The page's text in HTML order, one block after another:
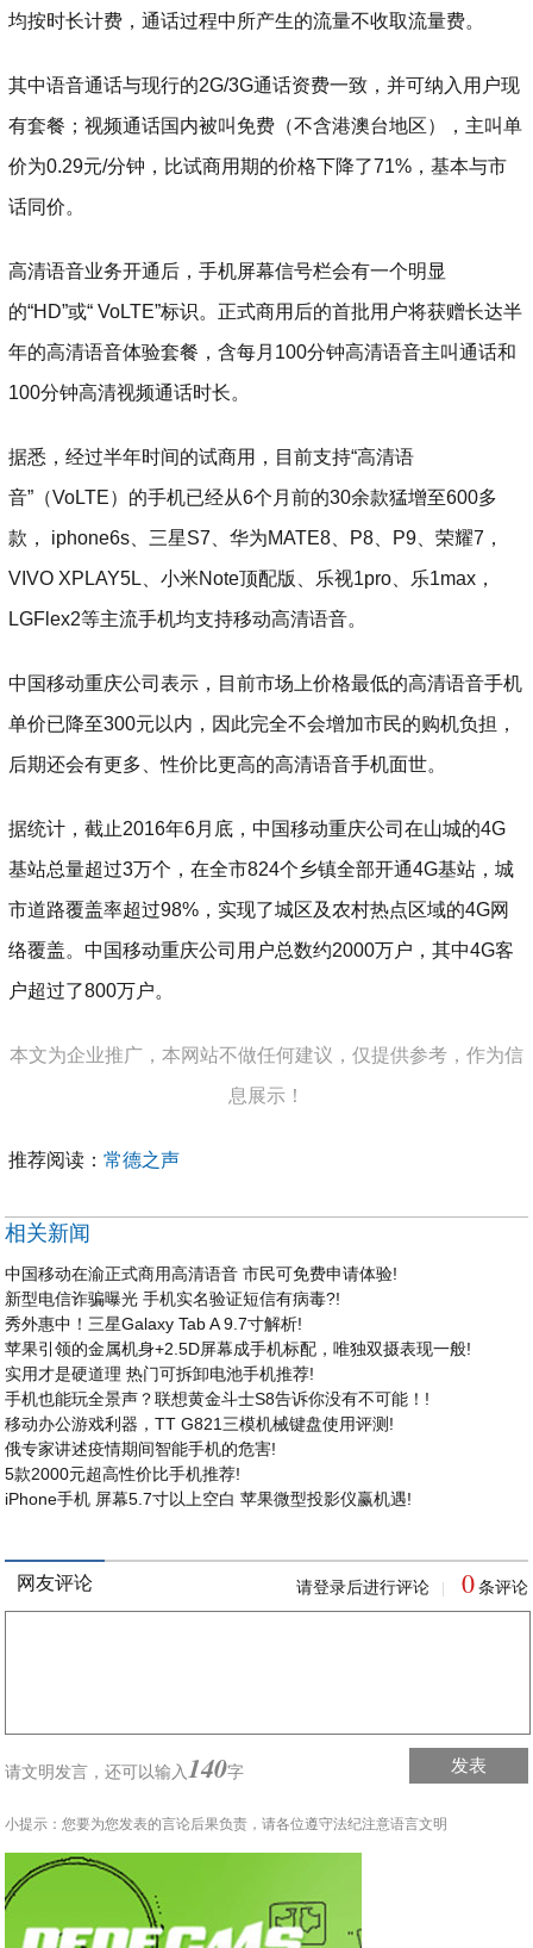
均按时长计费，通话过程中所产生的流量不收取流量费。
其中语音通话与现行的2G/3G通话资费一致，并可纳入用户现
有套餐；视频通话国内被叫免费（不含港澳台地区），主叫单
价为0.29元/分钟，比试商用期的价格下降了71%，基本与市
话同价。
高清语音业务开通后，手机屏幕信号栏会有一个明显
的“HD”或“ VoLTE”标识。正式商用后的首批用户将获赠长达半
年的高清语音体验套餐，含每月100分钟高清语音主叫通话和
100分钟高清视频通话时长。
据悉，经过半年时间的试商用，目前支持“高清语
音”（VoLTE）的手机已经从6个月前的30余款猛增至600多
款， iphone6s、三星S7、华为MATE8、P8、P9、荣耀7，
VIVO XPLAY5L、小米Note顶配版、乐视1pro、乐1max，
LGFlex2等主流手机均支持移动高清语音。
中国移动重庆公司表示，目前市场上价格最低的高清语音手机
单价已降至300元以内，因此完全不会增加市民的购机负担，
后期还会有更多、性价比更高的高清语音手机面世。
据统计，截止2016年6月底，中国移动重庆公司在山城的4G
基站总量超过3万个，在全市824个乡镇全部开通4G基站，城
市道路覆盖率超过98%，实现了城区及农村热点区域的4G网
络覆盖。中国移动重庆公司用户总数约2000万户，其中4G客
户超过了800万户。
本文为企业推广，本网站不做任何建议，仅提供参考，作为信
息展示！
推荐阅读：常德之声
相关新闻
中国移动在渝正式商用高清语音 市民可免费申请体验!
新型电信诈骗曝光 手机实名验证短信有病毒?!
秀外惠中！三星Galaxy Tab A 9.7寸解析!
苹果引领的金属机身+2.5D屏幕成手机标配，唯独双摄表现一般!
实用才是硬道理 热门可拆卸电池手机推荐!
手机也能玩全景声？联想黄金斗士S8告诉你没有不可能！!
移动办公游戏利器，TT G821三模机械键盘使用评测!
俄专家讲述疫情期间智能手机的危害!
5款2000元超高性价比手机推荐!
iPhone手机 屏幕5.7寸以上空白 苹果微型投影仪赢机遇!
网友评论 请登录后进行评论 0 条评论
请文明发言，还可以输入 140字 发表
小提示：您要为您发表的言论后果负责，请各位遵守法纪注意语言文明